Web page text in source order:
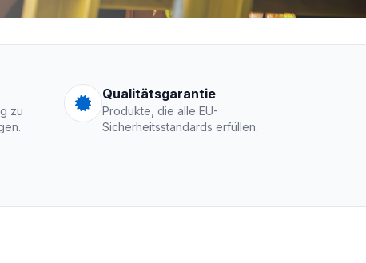
Logo
zu
Qualitätsgarantie
Produkte, die alle EU-
Sicherheitsstandards erfüllen.